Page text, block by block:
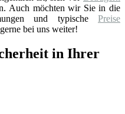
Auch möchten wir Sie in die
und typische Preise
bei uns weiter!
in Ihrer